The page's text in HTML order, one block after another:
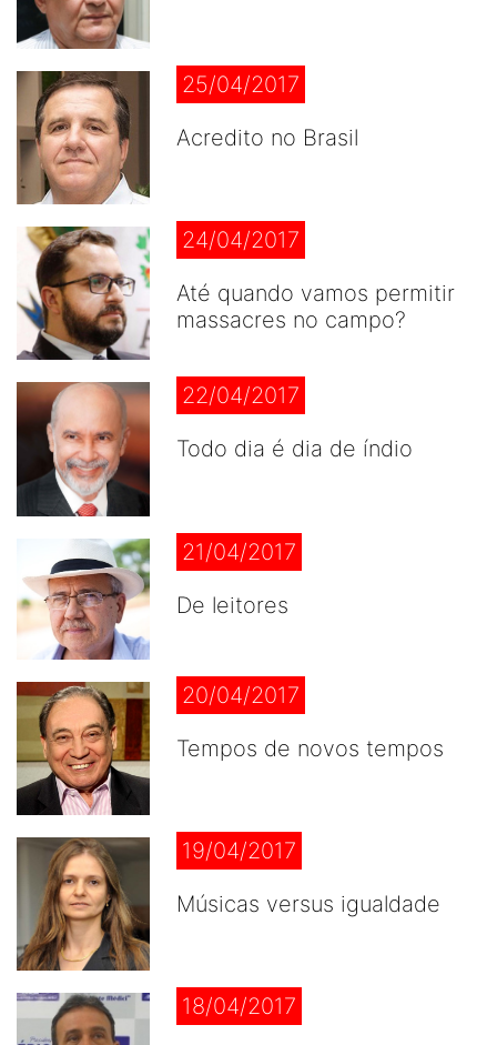
25/04/2017
Acredito no Brasil
24/04/2017
Até quando vamos permitir
massacres no campo?
22/04/2017
Todo dia é dia de índio
21/04/2017
De leitores
20/04/2017
Tempos de novos tempos
19/04/2017
Músicas versus igualdade
18/04/2017